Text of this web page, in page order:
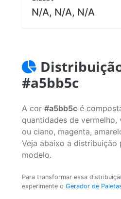
N/A, N/A, N/A
#a5bb5c
A cor #a5bb5c é
quantidades de vermelho,
ou ciano, magenta,
Veja abaixo a distribuição
modelo.
Para transformar essa
experimente o Gerador de